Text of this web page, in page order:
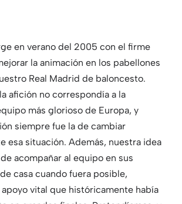
en verano del 2005 con el firme
la animación en los pabellones
Real Madrid de baloncesto.
afición no correspondía a la
más glorioso de Europa, y
siempre fue la de cambiar
esa situación. Además, nuestra idea
acompañar al equipo en sus
casa cuando fuera posible,
vital que históricamente había